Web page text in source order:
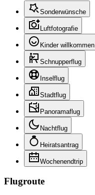
Sonderwünsche
Luftfotografie
Kinder willkommen
Schnupperflug
Inselflug
Stadtflug
Panoramaflug
Nachtflug
Heiratsantrag
Wochenendtrip
Flugroute